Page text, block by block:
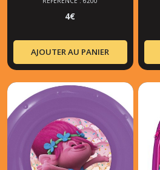
4€
AJOUTER AU PANIER